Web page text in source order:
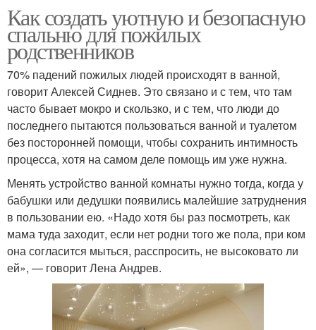
Как создать уютную и безопасную
спальню для пожилых
родственников
70% падений пожилых людей происходят в ванной,
говорит Алексей Сиднев. Это связано и с тем, что там
часто бывает мокро и скользко, и с тем, что люди до
последнего пытаются пользоваться ванной и туалетом
без посторонней помощи, чтобы сохранить интимность
процесса, хотя на самом деле помощь им уже нужна.
Менять устройство ванной комнаты нужно тогда, когда у
бабушки или дедушки появились малейшие затруднения
в пользовании ею. «Надо хотя бы раз посмотреть, как
мама туда заходит, если нет родни того же пола, при ком
она согласится мыться, расспросить, не высоковато ли
ей», — говорит Лена Андрев.